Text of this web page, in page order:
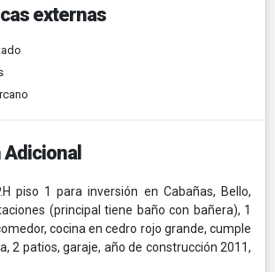
externas
piso 1 para inversión en Cabañas, Bello,
(principal tiene baño con bañera), 1
cocina en cedro rojo grande, cumple
2 patios, garaje, año de construcción 2011,